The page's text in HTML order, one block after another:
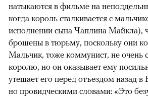
натыкаются в фильме на
когда король сталкивается с
исполнении сына Чаплина Майкла),
брошены в тюрьму, поскольку они
Мальчик, тоже коммунист, не очень
королю, но он оказывает ему
утешает его перед отъездом назад
но провидческими словами: «Это